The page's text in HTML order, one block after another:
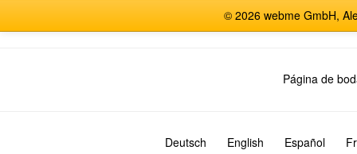
© 2026 webme GmbH,
Página de
Deutsch English Español